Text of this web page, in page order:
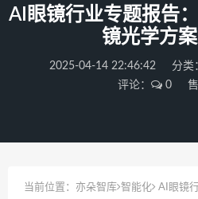
AI眼镜行业专题报告
镜光学方
2025-04-14 22:46:42 分类
评论：
0
当前位置： 亦朵智库 智能化
AI眼镜